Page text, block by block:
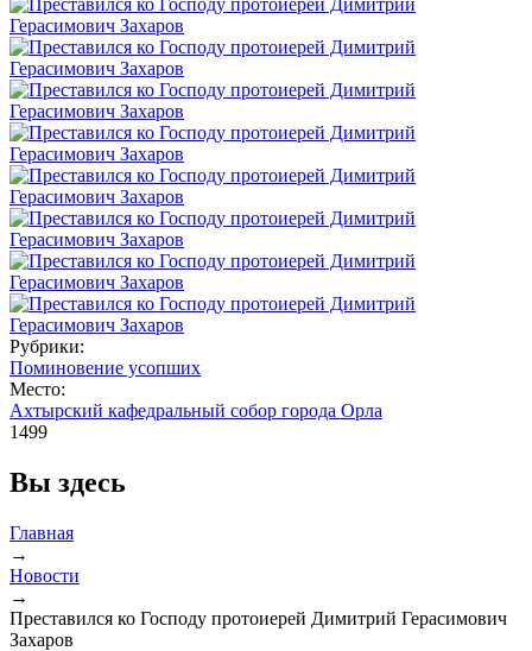
Рубрики:
Поминовение усопших
Место:
Ахтырский кафедральный собор города Орла
1499
Вы здесь
Главная
→
Новости
→
Преставился ко Господу протоиерей Димитрий Герасимович
Захаров